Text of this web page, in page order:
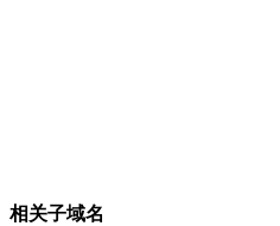
相关子域名